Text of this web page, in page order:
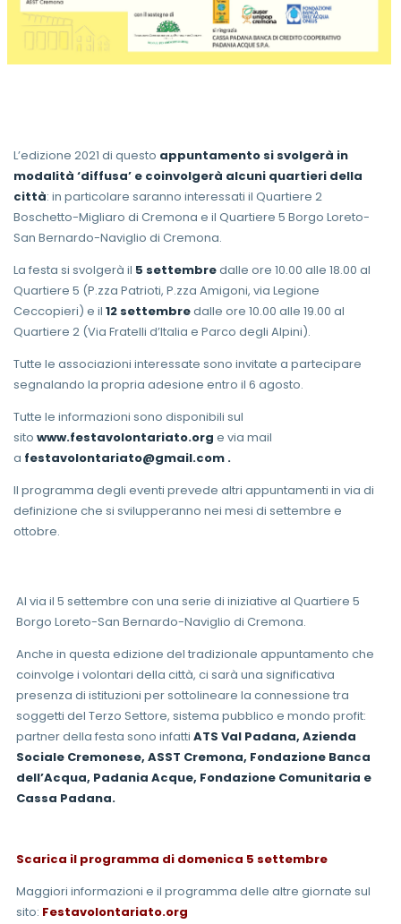
L’edizione 2021 di questo appuntamento si svolgerà in
modalità ‘diffusa’ e coinvolgerà alcuni quartieri della
città: in particolare saranno interessati il Quartiere 2
Boschetto-Migliaro di Cremona e il Quartiere 5 Borgo Loreto-
San Bernardo-Naviglio di Cremona.
La festa si svolgerà il 5 settembredalle ore 10.00 alle 18.00 al
Quartiere 5 (P.zza Patrioti, P.zza Amigoni, via Legione
Ceccopieri) e il 12 settembredalle ore 10.00 alle 19.00 al
Quartiere 2 (Via Fratelli d’Italia e Parco degli Alpini).
Tutte le associazioni interessate sono invitate a partecipare
segnalando la propria adesione entro il 6 agosto.
Tutte le informazioni sono disponibili sul
sito www.festavolontariato.org e via mail
a festavolontariato@gmail.com .
Il programma degli eventi prevede altri appuntamenti in via di
definizione che si svilupperanno nei mesi di settembre e
ottobre.
Al via il 5 settembre con una serie di iniziative al Quartiere 5
Borgo Loreto-San Bernardo-Naviglio di Cremona.
Anche in questa edizione del tradizionale appuntamento che
coinvolge i volontari della città, ci sarà una significativa
presenza di istituzioni per sottolineare la connessione tra
soggetti del Terzo Settore, sistema pubblico e mondo profit:
partner della festa sono infatti ATS Val Padana, Azienda
Sociale Cremonese, ASST Cremona, Fondazione Banca
dell’Acqua, Padania Acque, Fondazione Comunitaria e
Cassa Padana.
Scarica il programma di domenica 5 settembre
Maggiori informazioni e il programma delle altre giornate sul
sito: Festavolontariato.org